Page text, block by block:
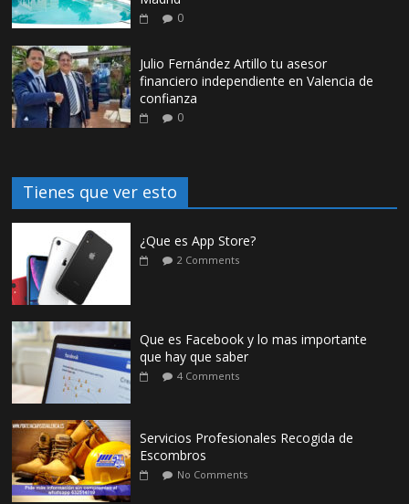
0
Julio Fernández Artillo tu asesor
financiero independiente en Valencia de
confianza
0
Tienes que ver esto
¿Que es App Store?
2 Comments
Que es Facebook y lo mas importante
que hay que saber
4 Comments
Servicios Profesionales Recogida de
Escombros
No Comments